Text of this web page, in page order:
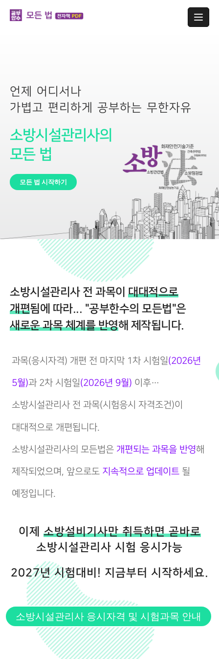
언제 어디서나
가볍고 편리하게 공부하는 무한자유
소방시설관리사의
모든 법
모든 법 시작하기
소방시설관리사 전 과목이 대대적으로
개편됨에 따라... "공부한수의 모든법"은
새로운 과목 체계를 반영해 제작됩니다.
과목(응시자격) 개편 전 마지막 1차 시험일(2026년
5월)과 2차 시험일(2026년 9월) 이후…
소방시설관리사 전 과목(시험응시 자격조건)이
대대적으로 개편됩니다.
소방시설관리사의 모든법은 개편되는 과목을 반영해
제작되었으며, 앞으로도 지속적으로 업데이트 될
예정입니다.
이제 소방설비기사만 취득하면 곧바로
소방시설관리사 시험 응시가능
2027년 시험대비! 지금부터 시작하세요.
소방시설관리사 응시자격 및 시험과목 안내